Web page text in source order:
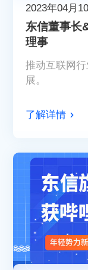
2023年04月
东信董事长
理事
推动互联网
展。
了解详情